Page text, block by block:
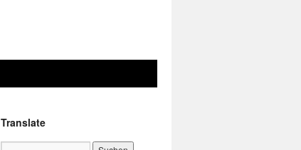
Translate